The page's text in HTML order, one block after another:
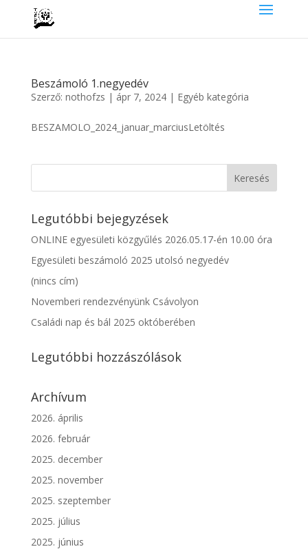
Beszámoló 1.negyedév
Szerző: nothofzs | ápr 7, 2024| Egyéb kategória
BESZAMOLO_2024_januar_marciusLetöltés
Legutóbbi bejegyzések
ONLINE egyesületi közgyűlés 2026.05.17-én 10.00 óra
Egyesületi beszámoló 2025 utolsó negyedév
(nincs cím)
Novemberi rendezvényünk Csávolyon
Családi nap és bál 2025 októberében
Legutóbbi hozzászólások
Archívum
2026. április
2026. február
2025. december
2025. november
2025. szeptember
2025. július
2025. június